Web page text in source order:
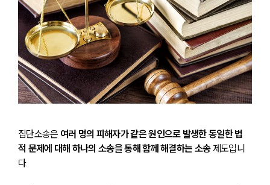
집단소송은 여러 명의 피해자가 같은 원인으로 발생한 동일한 법
적 문제에 대해 하나의 소송을 통해 함께 해결하는 소송 제도입니
다.